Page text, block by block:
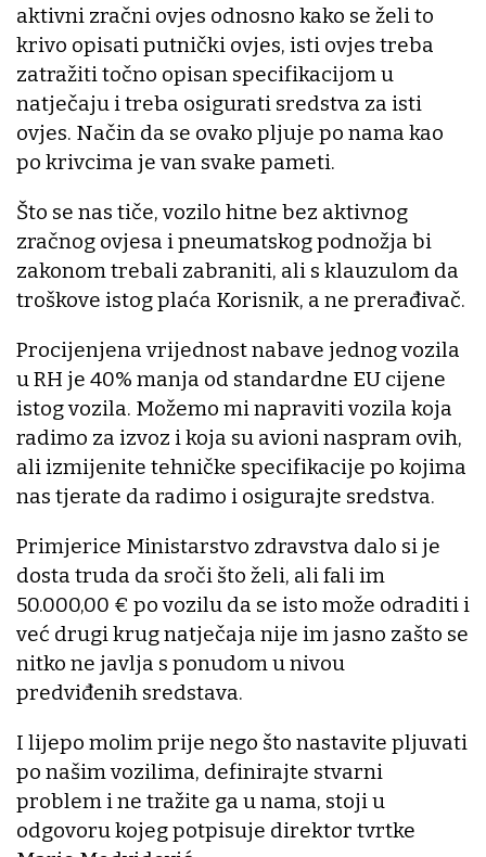
aktivni zračni ovjes odnosno kako se želi to
krivo opisati putnički ovjes, isti ovjes treba
zatražiti točno opisan specifikacijom u
natječaju i treba osigurati sredstva za isti
ovjes. Način da se ovako pljuje po nama kao
po krivcima je van svake pameti.
Što se nas tiče, vozilo hitne bez aktivnog
zračnog ovjesa i pneumatskog podnožja bi
zakonom trebali zabraniti, ali s klauzulom da
troškove istog plaća Korisnik, a ne prerađivač.
Procijenjena vrijednost nabave jednog vozila
u RH je 40% manja od standardne EU cijene
istog vozila. Možemo mi napraviti vozila koja
radimo za izvoz i koja su avioni naspram ovih,
ali izmijenite tehničke specifikacije po kojima
nas tjerate da radimo i osigurajte sredstva.
Primjerice Ministarstvo zdravstva dalo si je
dosta truda da sroči što želi, ali fali im
50.000,00 € po vozilu da se isto može odraditi i
već drugi krug natječaja nije im jasno zašto se
nitko ne javlja s ponudom u nivou
predviđenih sredstava.
I lijepo molim prije nego što nastavite pljuvati
po našim vozilima, definirajte stvarni
problem i ne tražite ga u nama, stoji u
odgovoru kojeg potpisuje direktor tvrtke